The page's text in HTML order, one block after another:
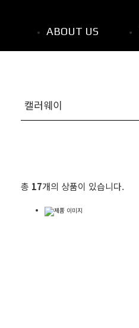
ABOUT US
캘러웨이
총 17개의 상품이 있습니다.